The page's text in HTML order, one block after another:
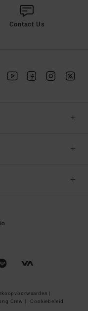
Contact Us
|
Crew |
Cookiebeleid